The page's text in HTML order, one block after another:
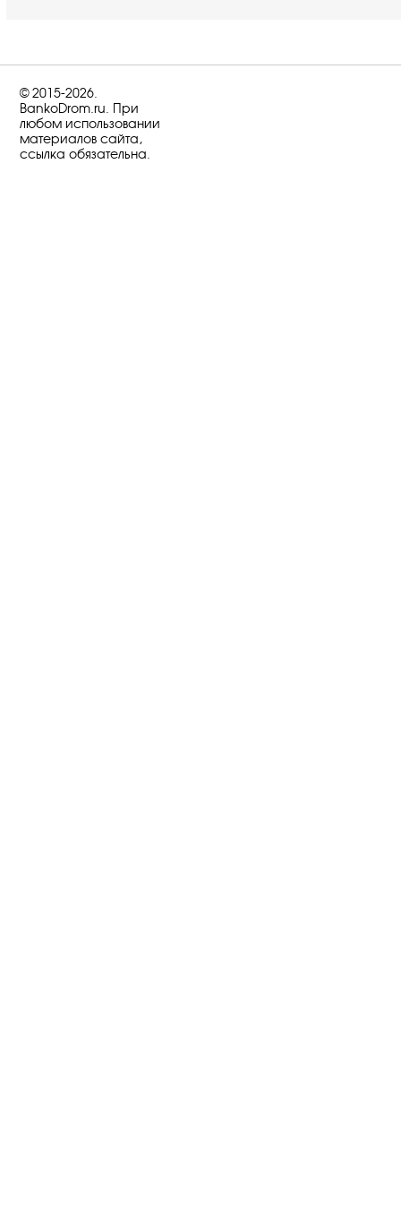
© 2015-2026.
BankoDrom.ru. При
любом использовании
материалов сайта,
ссылка обязательна.